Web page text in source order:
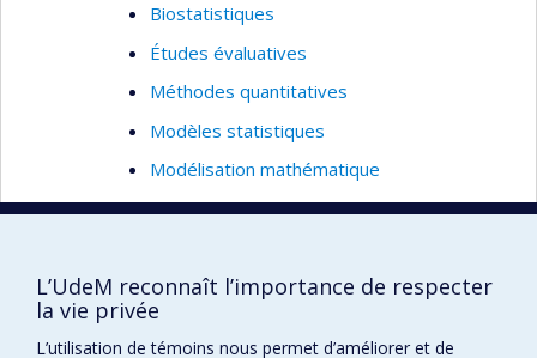
Canada
Biostatistiques
Études évaluatives
Méthodes quantitatives
Modèles statistiques
Modélisation mathématique
Statistiques appliquées
Réactions immunitaires
Infections
L’UdeM reconnaît l’importance de respecter
la vie privée
L’utilisation de témoins nous permet d’améliorer et de